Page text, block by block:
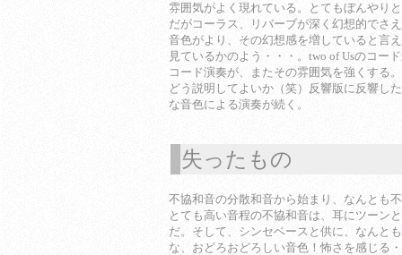
雰囲気がよく現れている。とてもぼんやり
だがコーラス、リバーブが深く幻想的でさ
音色がより、その幻想感を増していると言
見ているかのよう・・・。two of Usのコー
コード演奏が、またその雰囲気を強くする
どう説明してよいか（笑）反響版に反響し
な音色による演奏が続く。
失ったもの
不協和音の分散和音から始まり、なんとも
とても高い音程の不協和音は、耳にツーン
だ。そして、シンセベースと供に、なんと
な、おどろおどろしい音色！怖さを感じる